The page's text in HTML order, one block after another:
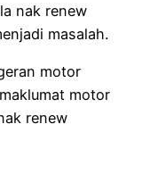
nak renew
masalah.
motor
motor
renew